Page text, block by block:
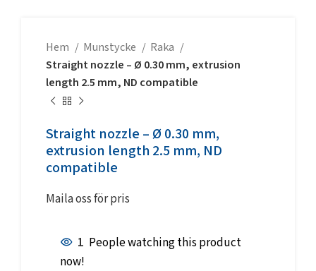
Hem Munstycke
Raka
Straight nozzle – Ø 0.30 mm, extrusion
length 2.5 mm, ND compatible
Straight nozzle – Ø 0.30 mm,
extrusion length 2.5 mm, ND
compatible
Maila oss för pris
1 People watching this product
now!